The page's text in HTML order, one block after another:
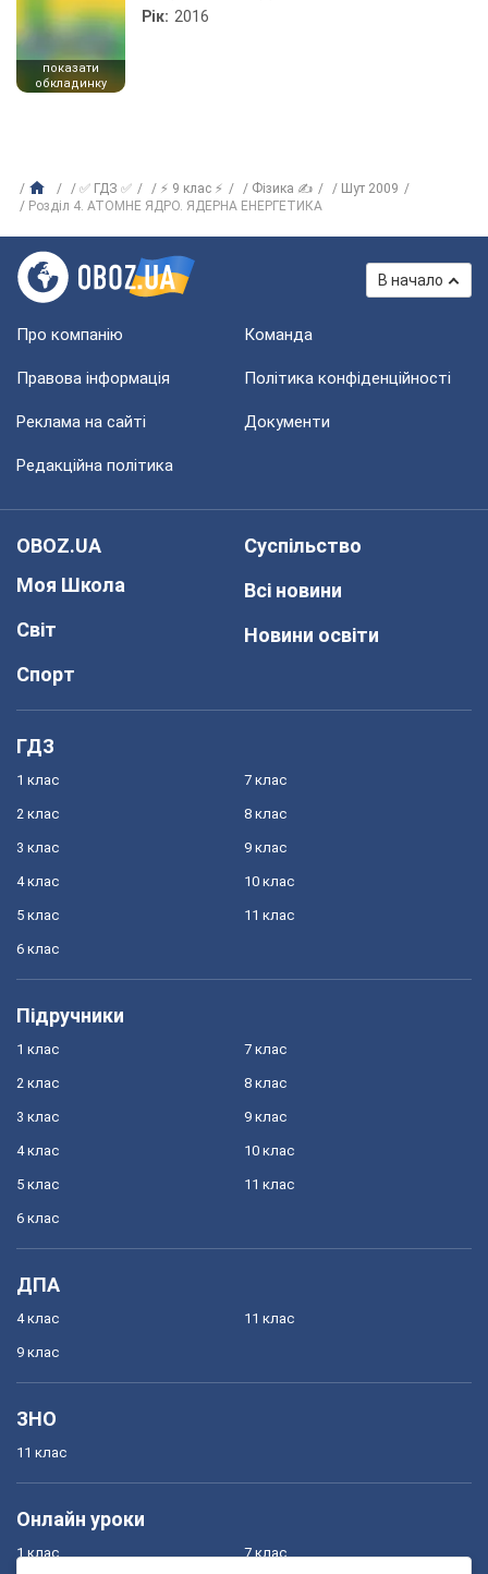
показати
обкладинку
Рік: 2016
✅ ГДЗ ✅ ⚡ 9 клас ⚡ Фізика ✍
Шут 2009
Розділ 4. АТОМНЕ ЯДРО. ЯДЕРНА ЕНЕРГЕТИКА
В начало
Про компанію Команда
Правова інформація Політика конфіденційності
Реклама на сайті Документи
Редакційна політика
OBOZ.UA
Моя Школа
Світ
Спорт
Суспільство
Всі новини
Новини освіти
ГДЗ
1 клас
2 клас
3 клас
4 клас
5 клас
6 клас
7 клас
8 клас
9 клас
10 клас
11 клас
Підручники
1 клас
2 клас
3 клас
4 клас
5 клас
6 клас
7 клас
8 клас
9 клас
10 клас
11 клас
ДПА
4 клас
9 клас
11 клас
ЗНО
11 клас
Онлайн уроки
1 клас 7 клас